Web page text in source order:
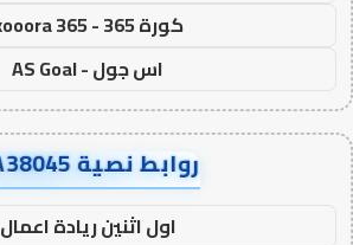
كورة 365 - kooora 365
اس جول - AS Goal
روابط نصية AA38045
اول اثنين ريادة اعمال